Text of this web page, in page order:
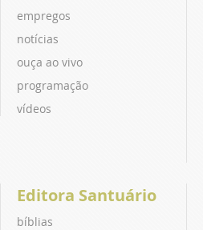
empregos
notícias
ouça ao vivo
programação
vídeos
Editora Santuário
bíblias